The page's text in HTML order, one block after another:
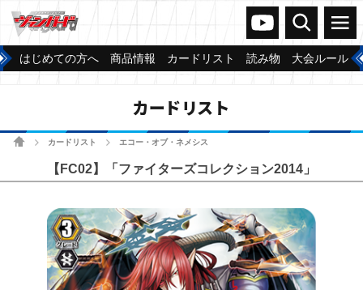
ヴァンガードch
検索 メニュー
はじめての方へ 商品情報 カードリスト 読み物 大会ルール
カードリスト
ホームカードリスト エコー・オブ・ネメシス
【FC02】「ファイターズコレクション2014」